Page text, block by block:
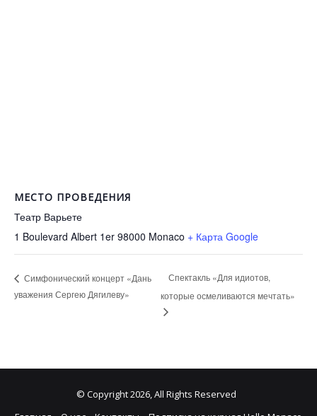
МЕСТО ПРОВЕДЕНИЯ
Театр Варьете
1 Boulevard Albert 1er 98000 Monaco + Карта Google
Симфонический концерт «Дань
уважения Сергею Дягилеву»
Спектакль «Для идиотов,
которые осмеливаются мечтать»
© Copyright 2026, All Rights Reserved